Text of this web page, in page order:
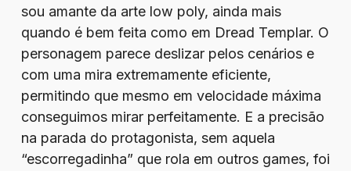
sou amante da arte low poly, ainda mais
quando é bem feita como em Dread Templar. O
personagem parece deslizar pelos cenários e
com uma mira extremamente eficiente,
permitindo que mesmo em velocidade máxima
conseguimos mirar perfeitamente. E a precisão
na parada do protagonista, sem aquela
“escorregadinha” que rola em outros games, foi